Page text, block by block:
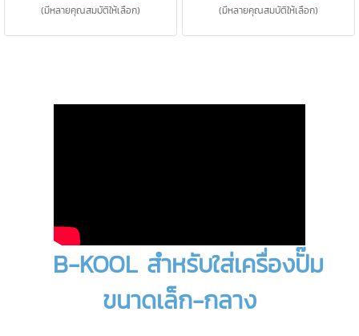
(มีหลายคุณสมบัติให้เลือก) (มีหลายคุณสมบัติให้เลือก)
B-KOOL สำหรับใส่เครื่องปั๊ม
ขนาดเล็ก-กลาง